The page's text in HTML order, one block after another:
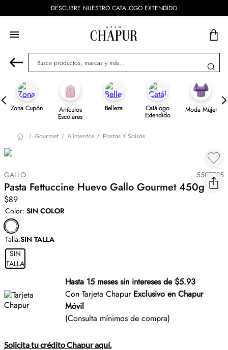
DESCUBRE NUESTRO CATALOGO EXTENDIDO
Busca productos, marcas y más...
Zona Cupón Artículos
Escolares
Belleza Catálogo
Extendido
Moda Mujer
Gourmet Alimentos Pastas Y Salsas
GALLO 5507705
Pasta Fettuccine Huevo Gallo Gourmet 450g
$89
Talla:SIN TALLA
SIN
TALLA
Color: SIN COLOR
Hasta 15 meses sin intereses de $5.93
Con Tarjeta Chapur Exclusivo en Chapur
Móvil
(Consulta mínimos de compra)
Solicita tu crédito Chapur aquí.